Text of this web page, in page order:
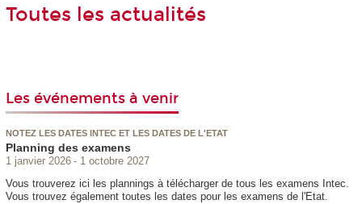
Toutes les actualités
Les événements à venir
NOTEZ LES DATES INTEC ET LES DATES DE L'ETAT
Planning des examens
1 janvier 2026
1 octobre 2027
Vous trouverez ici les plannings à télécharger de tous les examens Intec.
Vous trouvez également toutes les dates pour les examens de l'Etat.